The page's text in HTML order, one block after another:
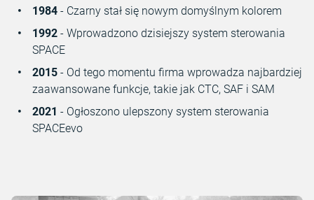
1984 - Czarny stał się nowym domyślnym kolorem
1992 - Wprowadzono dzisiejszy system sterowania
SPACE
2015 - Od tego momentu firma wprowadza najbardziej
zaawansowane funkcje, takie jak CTC, SAF i SAM
2021 - Ogłoszono ulepszony system sterowania
SPACEevo